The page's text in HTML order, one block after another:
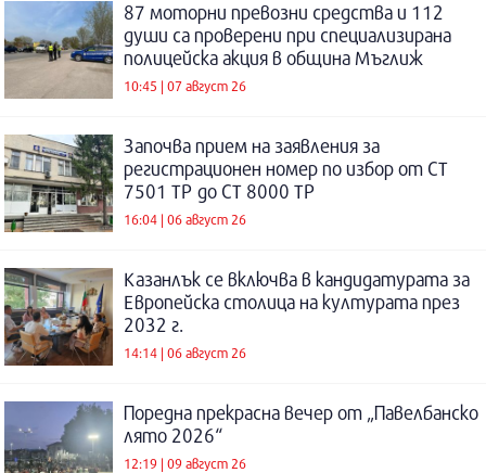
87 моторни превозни средства и 112
души са проверени при специализирана
полицейска акция в община Мъглиж
10:45 | 07 август 26
Започва прием на заявления за
регистрационен номер по избор от СТ
7501 ТР до СТ 8000 ТР
16:04 | 06 август 26
Казанлък се включва в кандидатурата за
Европейска столица на културата през
2032 г.
14:14 | 06 август 26
Поредна прекрасна вечер от „Павелбанско
лято 2026“
12:19 | 09 август 26